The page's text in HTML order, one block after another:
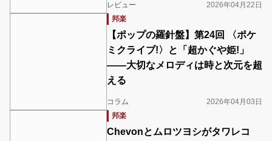
レビュー
2026年04月22日
邦楽
【ポップの羅針盤】第24回 〈ポケ
ミクライブ!〉と「超かぐや姫!」
――大切なメロディは時と次元を超
える
コラム
2026年04月03日
邦楽
Chevonとムロツヨシがタワレコ